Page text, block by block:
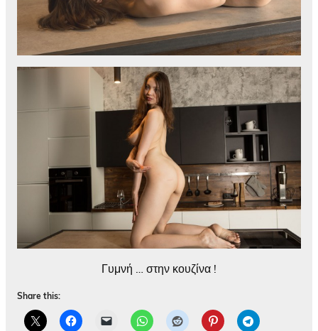
Γυμνή … στην κουζίνα !
Share this: